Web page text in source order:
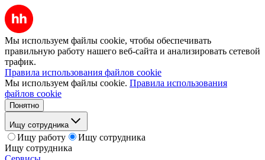
Мы используем файлы cookie, чтобы обеспечивать
правильную работу нашего веб-сайта и анализировать сетевой
трафик.
Правила использования файлов cookie
Мы используем файлы cookie. Правила использования
файлов cookie
Понятно
Ищу сотрудника
Ищу работу
Ищу сотрудника
Ищу сотрудника